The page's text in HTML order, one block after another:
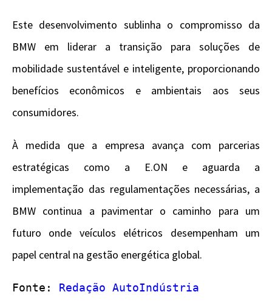
Este desenvolvimento sublinha o compromisso da
BMW em liderar a transição para soluções de
mobilidade sustentável e inteligente, proporcionando
benefícios econômicos e ambientais aos seus
consumidores.
À medida que a empresa avança com parcerias
estratégicas como a E.ON e aguarda a
implementação das regulamentações necessárias, a
BMW continua a pavimentar o caminho para um
futuro onde veículos elétricos desempenham um
papel central na gestão energética global.
Fonte: Redação AutoIndústria